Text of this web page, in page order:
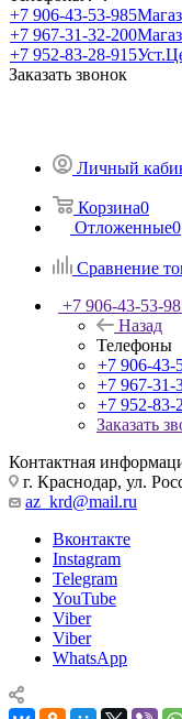
+7 906-43-53-985
+7 967-31-32-200
+7 952-83-28-915
Заказать звонок
Личный
Корзина0
Отложенные0
Сравнение
+7 906-43-53-
Назад
Телефоны
+7 906-43-
+7 967-31-
+7 952-83-
Заказать
Контактная
г. Краснодар, ул.
az_krd@mail.ru
Вконтакте
Instagram
Telegram
YouTube
Viber
Viber
WhatsApp